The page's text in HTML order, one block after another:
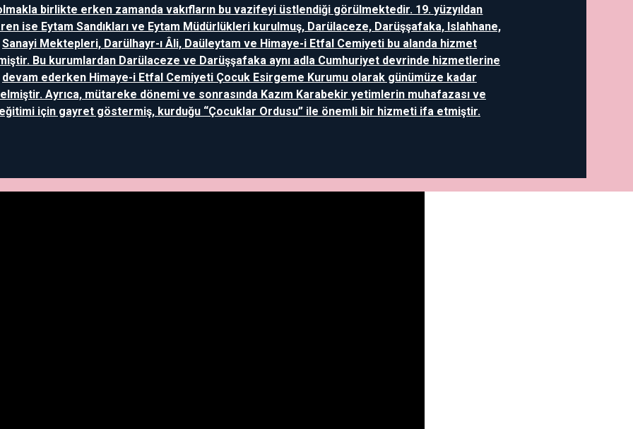
birlikte erken zamanda vakıfların bu vazifeyi üstlendiği görülmektedir. 19. yüzyıldan
ise Eytam Sandıkları ve Eytam Müdürlükleri kurulmuş, Darülaceze, Darüşşafaka, Islahhane,
Sanayi Mektepleri, Darülhayr-ı Âli, Daüleytam ve Himaye-i Etfal Cemiyeti bu alanda hizmet
Bu kurumlardan Darülaceze ve Darüşşafaka aynı adla Cumhuriyet devrinde hizmetlerine
devam ederken Himaye-i Etfal Cemiyeti Çocuk Esirgeme Kurumu olarak günümüze kadar
Ayrıca, mütareke dönemi ve sonrasında Kazım Karabekir yetimlerin muhafazası ve
için gayret göstermiş, kurduğu “Çocuklar Ordusu” ile önemli bir hizmeti ifa etmiştir.